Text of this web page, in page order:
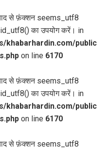
से फ़ंक्शन seems_utf8
का उपयोग करें। in
khabarhardin.com/public
on line 6170
से फ़ंक्शन seems_utf8
का उपयोग करें। in
khabarhardin.com/public
on line 6170
से फ़ंक्शन seems_utf8